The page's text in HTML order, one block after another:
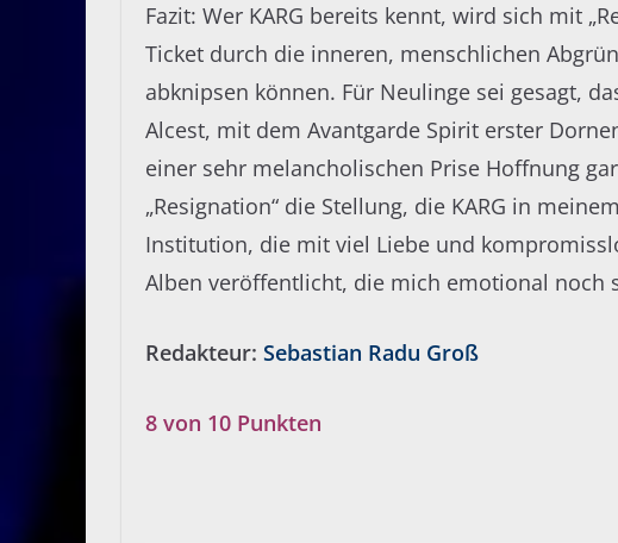
Fazit: Wer KARG bereits kennt, wird sich mit
Ticket durch die inneren, menschlichen
abknipsen können. Für Neulinge sei gesagt,
Alcest, mit dem Avantgarde Spirit erster
einer sehr melancholischen Prise Hoffnung
„Resignation“ die Stellung, die KARG in
Institution, die mit viel Liebe und
Alben veröffentlicht, die mich emotional noch
Redakteur: Sebastian Radu Groß
8 von 10 Punkten